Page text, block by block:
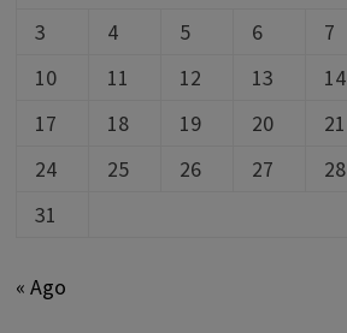
3
4 5 6 7
10
11 12 13 14
17
18 19 20 21
24
25 26 27 28
31
« Ago